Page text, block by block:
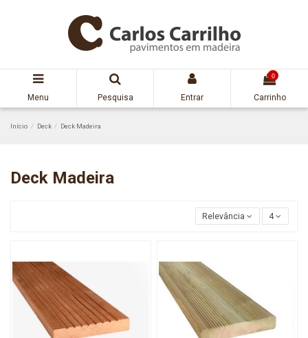
Menu Pesquisa Entrar
0
Carrinho
Início Deck Deck Madeira
Deck Madeira
Relevância 4